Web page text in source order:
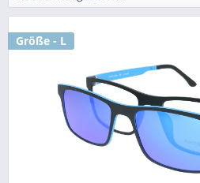
Größe - L